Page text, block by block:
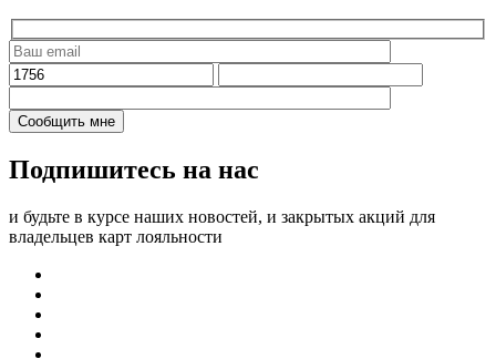
Подпишитесь на нас
и будьте в курсе наших новостей, и закрытых акций для
владельцев карт лояльности